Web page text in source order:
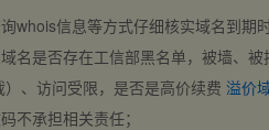
whois信息等方式仔细核实域名到期
名是否存在工信部黑名单，被墙、
、访问受限，是否是高价续费 溢价
不承担相关责任；